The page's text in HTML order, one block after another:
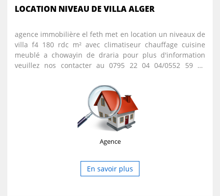
LOCATION NIVEAU DE VILLA ALGER
agence immobilière el feth met en location un niveaux de
villa f4 180 rdc m² avec climatiseur chauffage cuisine
meublé a chowayin de draria pour plus d'information
veuillez nos contacter au 0795 22 04 04/0552 59 53
Agence
En savoir plus